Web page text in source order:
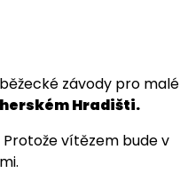
závody pro malé
Hradišti.
vítězem bude v